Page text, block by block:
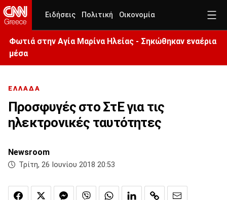
Ειδήσεις Πολιτική Οικονομία
Φωτιά στην Aγία Μαρίνα Ηλείας - Σηκώθηκαν εναέρια
μέσα
ΕΛΛΑΔΑ
Προσφυγές στο ΣτΕ για τις
ηλεκτρονικές ταυτότητες
Newsroom
Τρίτη, 26 Ιουνίου 2018 20:53